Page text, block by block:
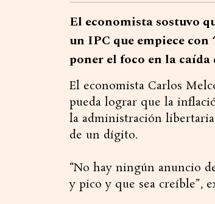
El economista sostuvo
un IPC que empiece con
poner el foco en la
El economista Carlos
pueda lograr que la
la administración libertaria
de un dígito.
“No hay ningún anuncio
y pico y que sea creíble”,